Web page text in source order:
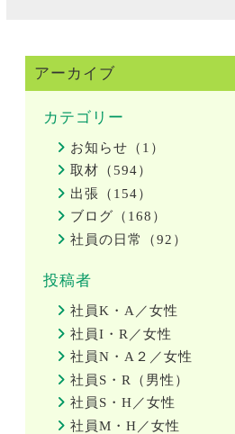
アーカイブ
カテゴリー
お知らせ（1）
取材（594）
出張（154）
ブログ（168）
社員の日常（92）
投稿者
社員K・A／女性
社員I・R／女性
社員N・A２／女性
社員S・R（男性）
社員S・H／女性
社員M・H／女性